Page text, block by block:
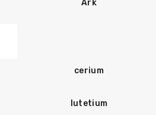
Ark
cerium
lutetium